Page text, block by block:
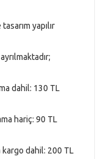
yapılır
ılmaktadır;
dahil: 130 TL
hariç: 90 TL
kargo dahil: 200 TL